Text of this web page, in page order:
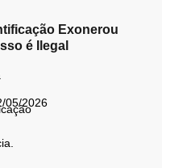
Exonerou
é Ilegal
05/2026